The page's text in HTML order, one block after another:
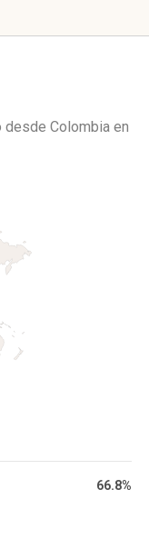
desde Colombia en
66.8%